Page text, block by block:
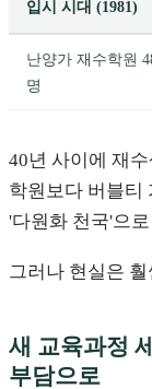
입시 시대 (1981)
난양가 재수학원
명
40년 사이에 재
학원보다 버블티
'다원화 천국'으
그러나 현실은
새 교육과정
부담으로